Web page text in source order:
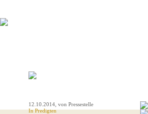
12.10.2014 , von Pressestelle
InPredigten